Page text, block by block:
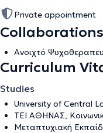
Private appointment
Ανοιχτό
Curriculum
Studies
University of Central
ΤΕΙ ΑΘΗΝΑΣ,
Μεταπτυχιακή